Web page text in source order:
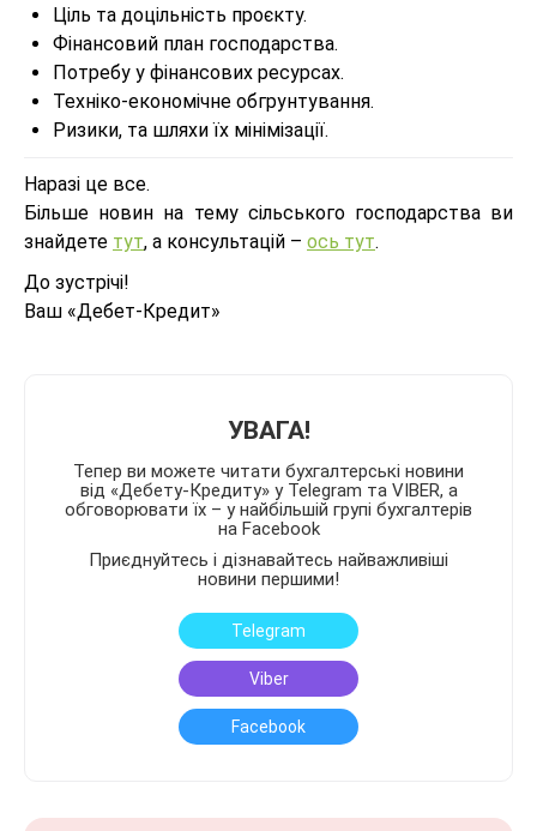
Ціль та доцільність проєкту.
Фінансовий план господарства.
Потребу у фінансових ресурсах.
Техніко-економічне обгрунтування.
Ризики, та шляхи їх мінімізації.
Наразі це все.
Більше новин на тему сільського господарства ви
знайдете тут, а консультацій – ось тут.
До зустрічі!
Ваш «Дебет-Кредит»
УВАГА!
Тепер ви можете читати бухгалтерські новини
від «Дебету-Кредиту» у Telegram та VIBER, а
обговорювати їх – у найбільшій групі бухгалтерів
на Facebook
Приєднуйтесь і дізнавайтесь найважливіші
новини першими!
Telegram
Viber
Facebook